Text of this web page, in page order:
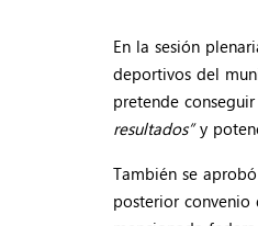
En la sesión
deportivos del
pretende
resultados”y
También se
posterior